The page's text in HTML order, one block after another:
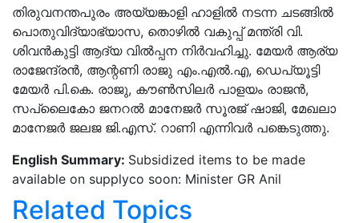
തിരുവനന്തപുരം അയ്യങ്കാളി ഹാളിൽ നടന്ന ചടങ്ങിൽ
പൊതുവിദ്യാഭ്യാസ, തൊഴിൽ വകുപ്പ് മന്ത്രി വി.
ശിവൻകുട്ടി ആദ്യ വിൽപ്പന നിർവഹിച്ചു. മേയർ ആര്യ
രാജേന്ദ്രൻ, ആന്റണി രാജു എം.എൽ.എ, ഡെപ്യൂട്ടി
മേയർ പി.കെ. രാജു, കൗൺസിലർ പാളയം രാജൻ,
സപ്ലൈകോ ജനറൽ മാനേജർ സൂരജ് ഷാജി, മേഖലാ
മാനേജർ ജലജ ജി.എസ്. റാണി എന്നിവർ പങ്കെടുത്തു.
English Summary: Subsidized items to be made
available on supplyco soon: Minister GR Anil
Related Topics